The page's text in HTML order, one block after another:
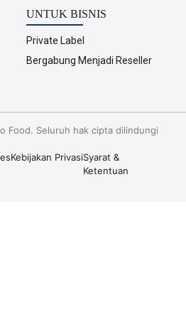
UNTUK BISNIS
Private Label
Bergabung Menjadi Reseller
Food. Seluruh hak cipta dilindungi
Kebijakan PrivasiSyarat &
Ketentuan